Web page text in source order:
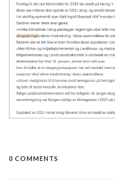
0 COMMENTS